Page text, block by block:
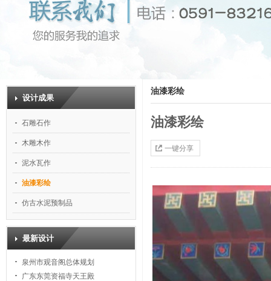
设计成果
石雕石作
木雕木作
泥水瓦作
油漆彩绘
仿古水泥预制品
最新设计
泉州市观音阁总体规划
广东东莞资福寺天王殿
油漆彩绘
油漆彩绘
一键分享